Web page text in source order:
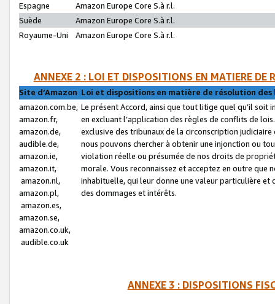
Espagne
Amazon Europe Core S.à r.l.
Suède
Amazon Europe Core S.à r.l.
Royaume-Uni
Amazon Europe Core S.à r.l.
ANNEXE 2 : LOI ET DISPOSITIONS EN MATIERE DE
Site d’Amazon Loi et dispositions en matière de résolution
amazon.com.be,
amazon.fr,
amazon.de,
audible.de,
amazon.ie,
amazon.it,
amazon.nl,
amazon.pl,
amazon.es,
amazon.se,
amazon.co.uk,
audible.co.uk
Le présent Accord, ainsi que tout litige quel qu’il soit
en excluant l’application des règles de conflits de
exclusive des tribunaux de la circonscription
nous pouvons chercher à obtenir une injonction ou
violation réelle ou présumée de nos droits de
morale. Vous reconnaissez et acceptez en outre que
inhabituelle, qui leur donne une valeur particulière
des dommages et intérêts.
ANNEXE 3 : DISPOSITIONS